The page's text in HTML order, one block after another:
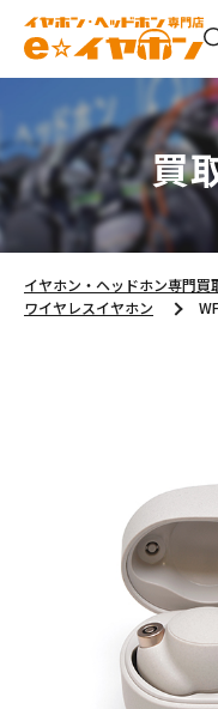
買
イヤホン・ヘッドホン専門
ワイヤレスイヤホン